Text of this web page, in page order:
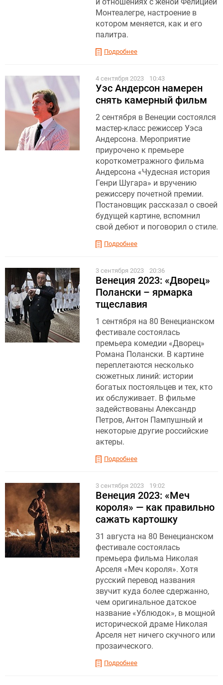
Монтеалегре, настроение в
котором меняется, как и его
палитра.
Подробнее
4 сентября 2023 10:43
Уэс Андерсон намерен
снять камерный фильм
2 сентября в Венеции состоялся
мастер-класс режиссер Уэса
Андерсона. Мероприятие
приурочено к премьере
короткометражного фильма
Андерсона «Чудесная история
Генри Шугара» и вручению
режиссеру почетной премии.
Постановщик рассказал о своей
будущей картине, вспомнил
свой дебют и поговорил о стиле.
Подробнее
3 сентября 2023 20:36
Венеция 2023: «Дворец»
Полански – ярмарка
тщеславия
1 сентября на 80 Венецианском
фестивале состоялась
премьера комедии «Дворец»
Романа Полански. В картине
переплетаются несколько
сюжетных линий: истории
богатых постояльцев и тех, кто
их обслуживает. В фильме
задействованы Александр
Петров, Антон Пампушный и
некоторые другие российские
актеры.
Подробнее
3 сентября 2023 19:02
Венеция 2023: «Меч
короля» — как правильно
сажать картошку
31 августа на 80 Венецианском
фестивале состоялась
премьера фильма Николая
Арселя «Меч короля». Хотя
русский перевод названия
звучит куда более сдержанно,
чем оригинальное датское
название «Ублюдок», в мощной
исторической драме Николая
Арселя нет ничего скучного или
прозаического.
Подробнее